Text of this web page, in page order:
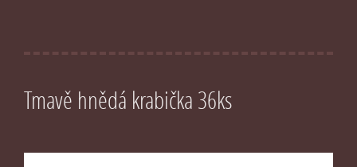
Tmavě hnědá krabička 36ks